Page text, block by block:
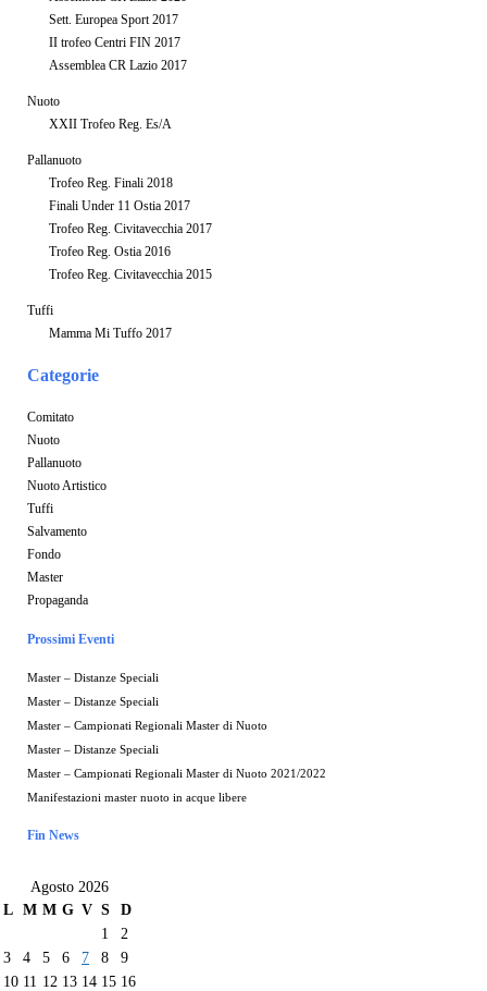
Sett. Europea Sport 2017
II trofeo Centri FIN 2017
Assemblea CR Lazio 2017
Nuoto
XXII Trofeo Reg. Es/A
Pallanuoto
Trofeo Reg. Finali 2018
Finali Under 11 Ostia 2017
Trofeo Reg. Civitavecchia 2017
Trofeo Reg. Ostia 2016
Trofeo Reg. Civitavecchia 2015
Tuffi
Mamma Mi Tuffo 2017
Categorie
Comitato
Nuoto
Pallanuoto
Nuoto Artistico
Tuffi
Salvamento
Fondo
Master
Propaganda
Prossimi Eventi
Master – Distanze Speciali
Master – Distanze Speciali
Master – Campionati Regionali Master di Nuoto
Master – Distanze Speciali
Master – Campionati Regionali Master di Nuoto 2021/2022
Manifestazioni master nuoto in acque libere
Fin News
Agosto 2026
L M M G V S
D
1
2
3
4 5 6 7 8
9
10 11 12 13 14 15 16